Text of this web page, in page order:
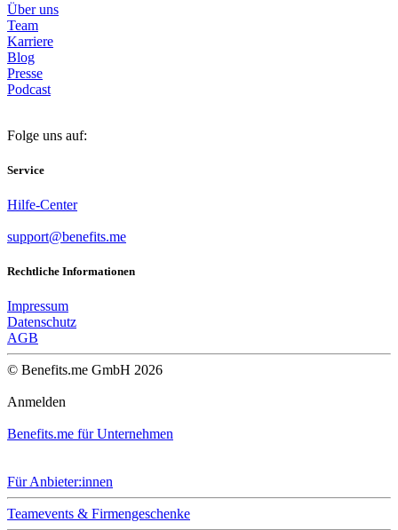
Über uns
Team
Karriere
Blog
Presse
Podcast
Folge uns auf:
Service
Hilfe-Center
support@benefits.me
Rechtliche Informationen
Impressum
Datenschutz
AGB
© Benefits.me GmbH 2026
Anmelden
Benefits.me für Unternehmen
Für Anbieter:innen
Teamevents & Firmengeschenke